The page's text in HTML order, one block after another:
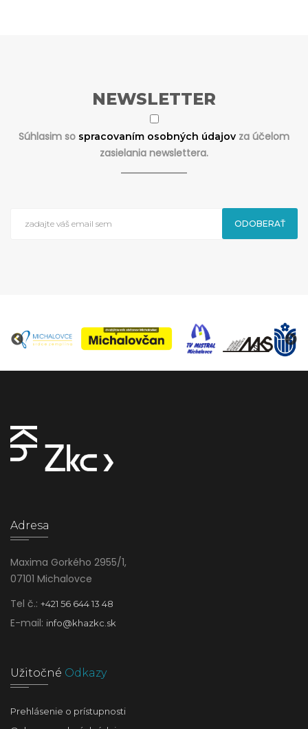
NEWSLETTER
Súhlasim so spracovaním osobných údajov za účelom
zasielania newslettera.
ODOBERAŤ
Adresa
Maxima Gorkého 2955/1,
07101 Michalovce
Tel č.: +421 56 644 13 48
E-mail: info@khazkc.sk
Užitočné Odkazy
Prehlásenie o prístupnosti